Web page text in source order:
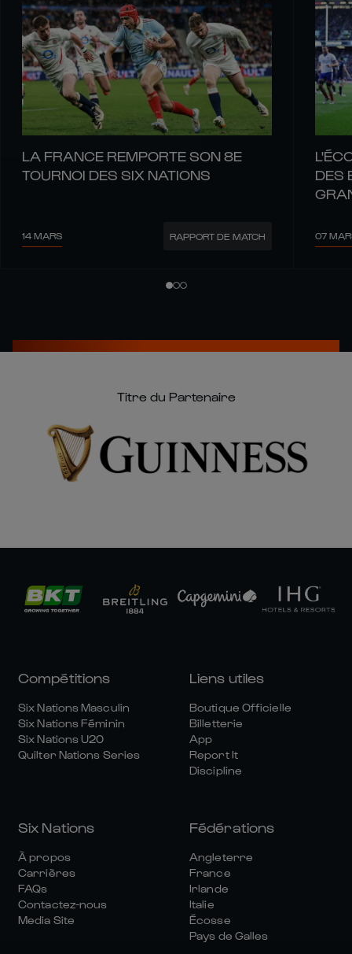
LA FRANCE REMPORTE SON 8E
TOURNOI DES SIX NATIONS
14 MARS RAPPORT DE MATCH
DES
07
Titre du Partenaire
Compétitions
Six Nations Masculin
Six Nations Féminin
Six Nations U20
Quilter Nations Series
Liens utiles
Boutique Officielle
Billetterie
App
Report It
Discipline
Six Nations
À propos
Carrières
FAQs
Contactez-nous
Media Site
Fédérations
Angleterre
France
Irlande
Italie
Écosse
Pays de Galles